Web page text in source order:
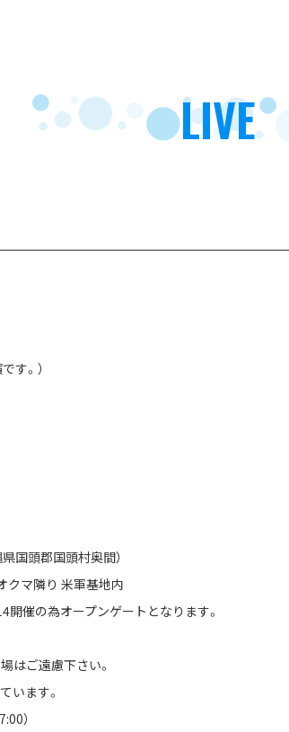
LIVE
す。）
頭郡国頭村奥間）
クマ隣り 米軍基地内
催の為オープンゲートとなります。
はご遠慮下さい。
います。
）